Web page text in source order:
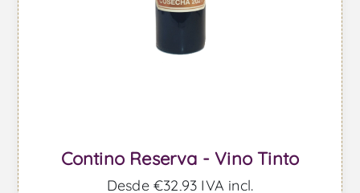
Contino Reserva - Vino Tinto
Desde €32,93 IVA incl.